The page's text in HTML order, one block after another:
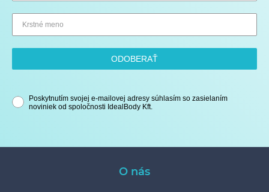
ODOBERAŤ
Poskytnutím svojej e-mailovej adresy súhlasím so zasielaním
noviniek od spoločnosti IdealBody Kft.
O nás